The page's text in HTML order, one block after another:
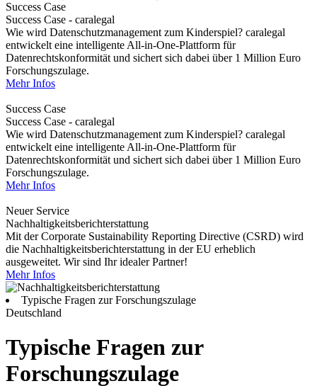
Success Case
Success Case - caralegal
Wie wird Datenschutzmanagement zum Kinderspiel? caralegal
entwickelt eine intelligente All-in-One-Plattform für
Datenrechtskonformität und sichert sich dabei über 1 Million Euro
Forschungszulage.
Mehr Infos
Success Case
Success Case - caralegal
Wie wird Datenschutzmanagement zum Kinderspiel? caralegal
entwickelt eine intelligente All-in-One-Plattform für
Datenrechtskonformität und sichert sich dabei über 1 Million Euro
Forschungszulage.
Mehr Infos
Neuer Service
Nachhaltigkeitsberichterstattung
Mit der Corporate Sustainability Reporting Directive (CSRD) wird
die Nachhaltigkeitsberichterstattung in der EU erheblich
ausgeweitet. Wir sind Ihr idealer Partner!
Mehr Infos
Typische Fragen zur Forschungszulage
Deutschland
Typische Fragen zur
Forschungszulage